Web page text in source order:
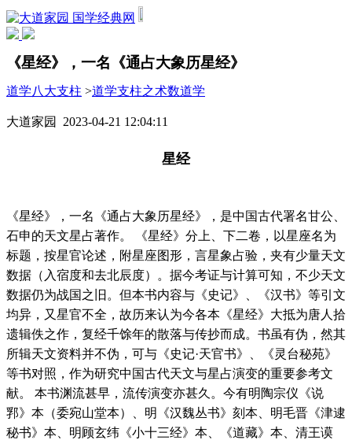
国学经典网
《星经》，一名《通占大象历星经》
道学八大支柱 >道学支柱之术数道学
大道家园 2023-04-21 12:04:11
星经
《星经》，一名《通占大象历星经》，是中国古代署名甘公、
石申的天文星占著作。 《星经》分上、下二卷，以星座名为
标题，按星官论述，附星座图形，言星象占验，夹有少量天文
数据（入宿度和去北辰度）。据今考证与计算可知，不少天文
数据仍为战国之旧。但本书内容与《史记》、《汉书》等引文
均异，又星官不全，故历来认为今各本《星经》大抵为唐人拾
遗辑佚之作，复经千馀年的散落与传抄而成。书虽有伪，然其
所辑天文资料并不伪，可与《史记·天官书》、《灵台秘苑》
等书对照，作为研究中国古代天文与星占演变的重要参考文
献。 本书渊流甚早，流传演变亦甚久。今有明陶宗仪《说
郛》本（委宛山堂本）、明《汉魏丛书》刻本、明毛晋《津逮
秘书》本、明顾玄纬《小十三经》本、《道藏》本、清王谟